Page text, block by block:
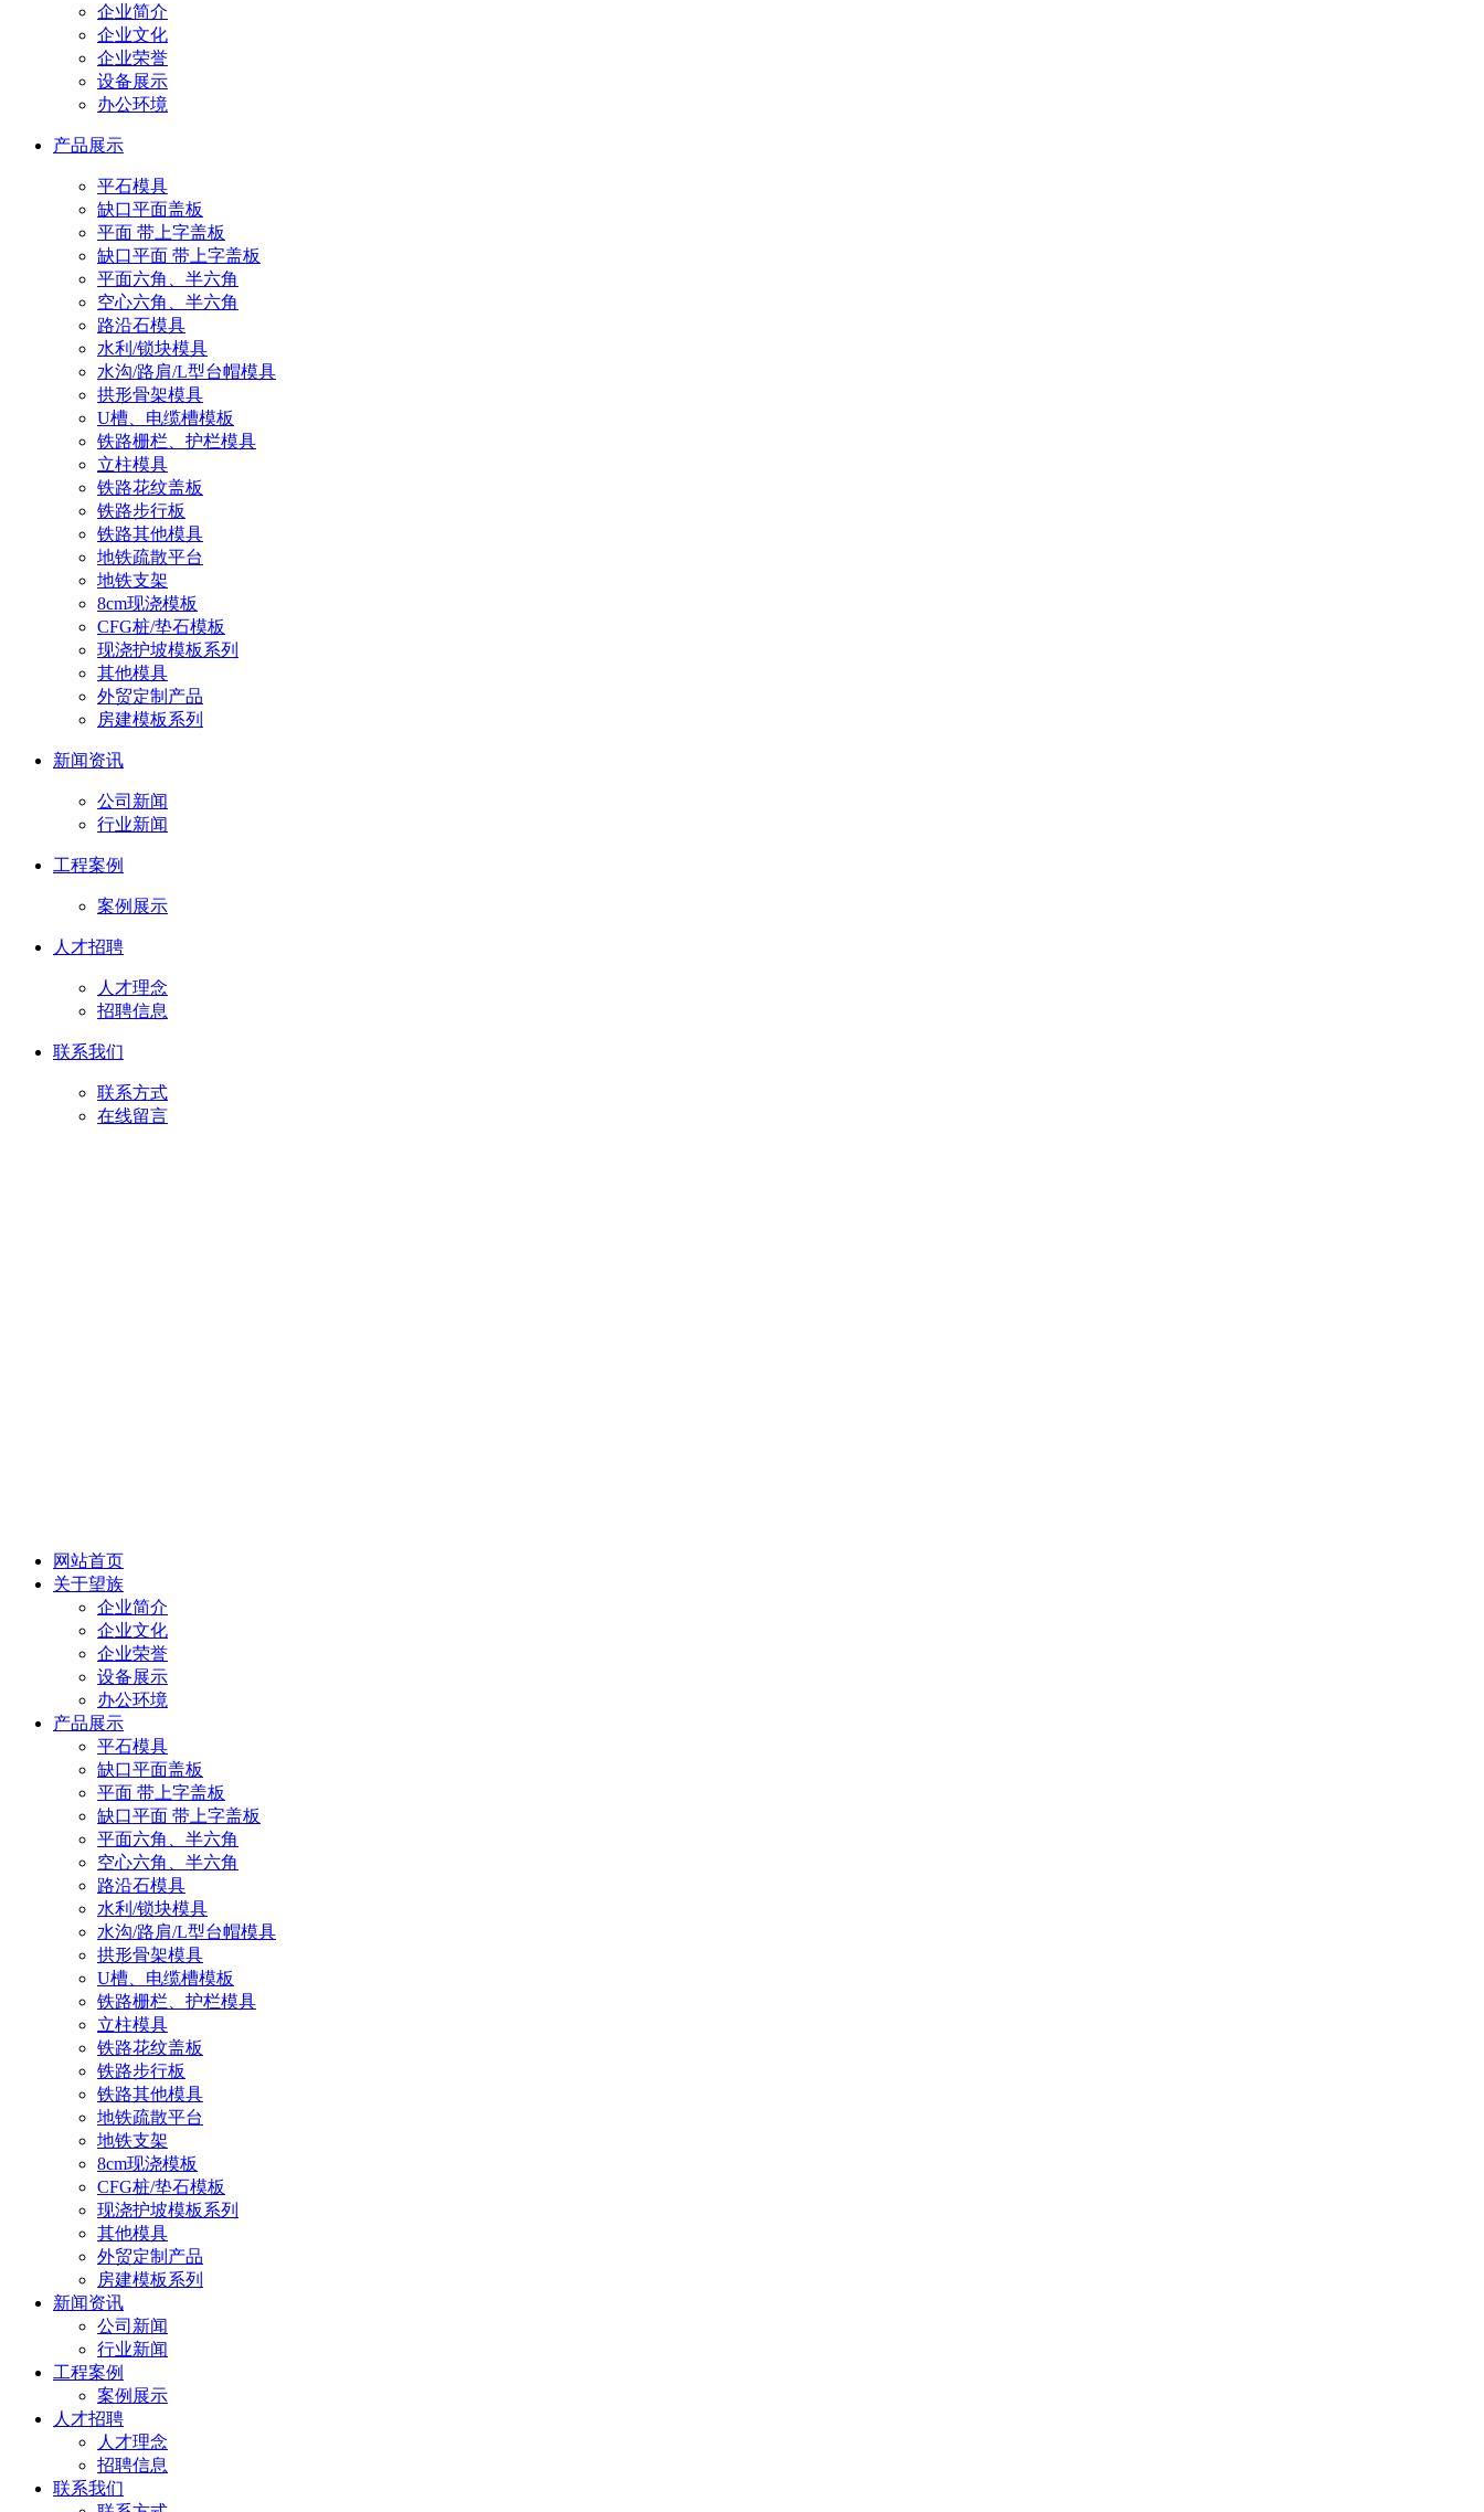
企业简介
企业文化
企业荣誉
设备展示
办公环境
产品展示
平石模具
缺口平面盖板
平面 带上字盖板
缺口平面 带上字盖板
平面六角、半六角
空心六角、半六角
路沿石模具
水利/锁块模具
水沟/路肩/L型台帽模具
拱形骨架模具
U槽、电缆槽模板
铁路栅栏、护栏模具
立柱模具
铁路花纹盖板
铁路步行板
铁路其他模具
地铁疏散平台
地铁支架
8cm现浇模板
CFG桩/垫石模板
现浇护坡模板系列
其他模具
外贸定制产品
房建模板系列
新闻资讯
公司新闻
行业新闻
工程案例
案例展示
人才招聘
人才理念
招聘信息
联系我们
联系方式
在线留言
网站首页
关于望族
企业简介
企业文化
企业荣誉
设备展示
办公环境
产品展示
平石模具
缺口平面盖板
平面 带上字盖板
缺口平面 带上字盖板
平面六角、半六角
空心六角、半六角
路沿石模具
水利/锁块模具
水沟/路肩/L型台帽模具
拱形骨架模具
U槽、电缆槽模板
铁路栅栏、护栏模具
立柱模具
铁路花纹盖板
铁路步行板
铁路其他模具
地铁疏散平台
地铁支架
8cm现浇模板
CFG桩/垫石模板
现浇护坡模板系列
其他模具
外贸定制产品
房建模板系列
新闻资讯
公司新闻
行业新闻
工程案例
案例展示
人才招聘
人才理念
招聘信息
联系我们